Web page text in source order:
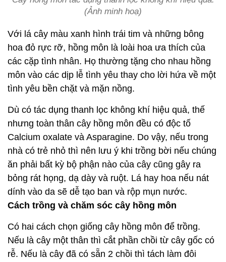
(Ảnh minh hoạ)
Với lá cây màu xanh hình trái tim và những bông
hoa đỏ rực rỡ, hồng môn là loài hoa ưa thích của
các cặp tình nhân. Họ thường tặng cho nhau hồng
môn vào các dịp lễ tình yêu thay cho lời hứa về một
tình yêu bền chặt và mặn nồng.
Dù có tác dụng thanh lọc không khí hiệu quả, thế
nhưng toàn thân cây hồng môn đều có độc tố
Calcium oxalate và Asparagine. Do vậy, nếu trong
nhà có trẻ nhỏ thì nên lưu ý khi trồng bời nếu chúng
ăn phải bất kỳ bộ phận nào của cây cũng gây ra
bỏng rát họng, dạ dày và ruột. Lá hay hoa nếu nát
dính vào da sẽ dễ tạo ban và rộp mụn nước.
Cách trồng và chăm sóc cây hồng môn
Có hai cách chọn giống cây hồng môn để trồng.
Nếu là cây một thân thì cắt phần chồi từ cây gốc có
rễ. Nếu là cây đã có sẵn 2 chồi thì tách làm đôi